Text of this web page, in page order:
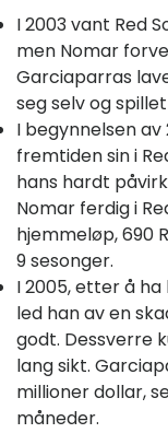
I 2003 vant Red
men Nomar
Garciaparras
seg selv og
I begynnelsen
fremtiden sin i
hans hardt
Nomar ferdig i
hjemmeløp, 690
9 sesonger.
I 2005, etter å
led han av en
godt. Dessverre
lang sikt.
millioner dollar,
måneder.